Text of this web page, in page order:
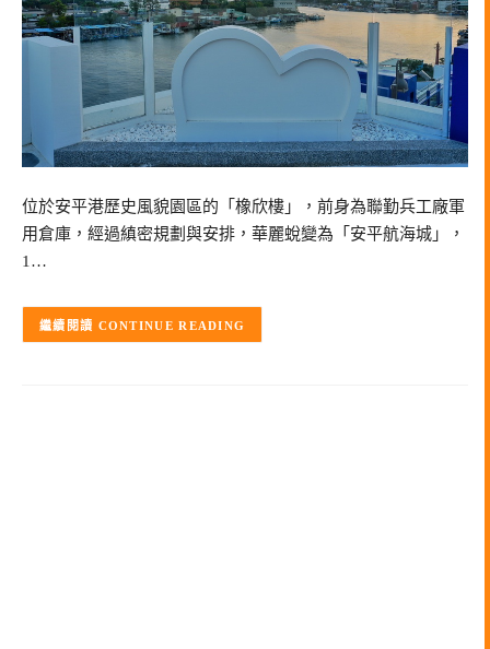
位於安平港歷史風貌園區的「橡欣樓」，前身為聯勤兵工廠軍
用倉庫，經過縝密規劃與安排，華麗蛻變為「安平航海城」，
1…
CONTINUE READING